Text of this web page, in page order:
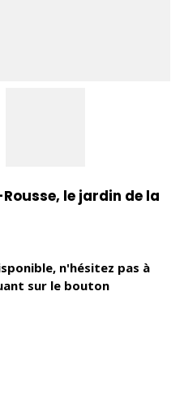
le jardin de la
n'hésitez pas à
sur le bouton